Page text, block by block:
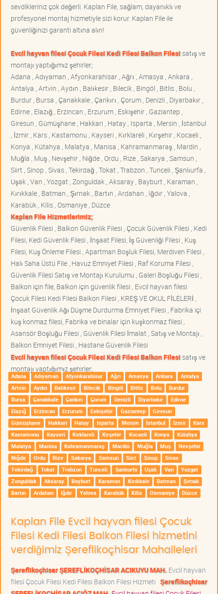
sevdikleriniz çok değerli. Kaplan File, sağlam, dayanıklı ve
profesyonel montaj hizmetiyle sizi korur. Kaplan File ile
güvenliğinizi garanti altına alın!
Evcil hayvan filesi Çocuk Filesi Kedi Filesi Balkon Filesisatış ve
montajı yaptığımız şehirler;
Adana , Adıyaman , Afyonkarahisar , Ağrı , Amasya , Ankara ,
Antalya , Artvin , Aydın , Balıkesir , Bilecik , Bingöl , Bitlis , Bolu ,
Burdur , Bursa , Çanakkale , Çankırı , Çorum , Denizli , Diyarbakır ,
Edirne , Elazığ , Erzincan , Erzurum , Eskişehir , Gaziantep ,
Giresun , Gümüşhane , Hakkari , Hatay , Isparta , Mersin , İstanbul
, İzmir , Kars , Kastamonu , Kayseri , Kırklareli , Kırşehir , Kocaeli ,
Konya , Kütahya , Malatya , Manisa , Kahramanmaraş , Mardin ,
Muğla , Muş , Nevşehir , Niğde , Ordu , Rize , Sakarya , Samsun ,
Siirt , Sinop , Sivas , Tekirdağ , Tokat , Trabzon , Tunceli , Şanlıurfa ,
Uşak , Van , Yozgat , Zonguldak , Aksaray , Bayburt , Karaman ,
Kırıkkale , Batman , Şırnak , Bartın , Ardahan , Iğdır , Yalova ,
Karabük , Kilis , Osmaniye , Düzce
Kaplan File Hizmetlerimiz;
Güvenlik Filesi , Balkon Güvenlik Filesi , Çocuk Güvenlik Filesi , Kedi
Filesi, Kedi Güvenlik Filesi , İnşaat Filesi, İş Güvenliği Filesi , Kuş
Filesi, Kuş Önleme Filesi , Apartman Boşluk Filesi, Merdiven Filesi ,
Halı Saha Üstü File , Havuz Emniyet Filesi , Raf Koruma Filesi ,
Güvenlik Filesi Satış ve Montajı Kurulumu , Galeri Boşluğu Filesi ,
Balkon için file, Balkon için güvenlik filesi , Evcil hayvan filesi
Çocuk Filesi Kedi Filesi Balkon Filesi , KREŞ VE OKUL FİLELERİ ,
İnşaat Güvenlik Ağı Düşme Durdurma Emniyet Filesi , Fabrika içi
kuş konmaz filesi, Fabrika ve binalar için kuşkonmaz filesi ,
Asansör Boşluğu Filesi , Güvenlik Filesi İmalat , Satış ve Montajı ,
Balkon Emniyet Filesi , Hastane Güvenlik Filesi
Evcil hayvan filesi Çocuk Filesi Kedi Filesi Balkon Filesisatış ve
montajı yaptığımız şehirler;
Adana Adıyaman Afyonkarahisar Ağrı Amasya Ankara
Antalya
Artvin
Aydın Balıkesir Bilecik Bingöl Bitlis Bolu
Burdur
Bursa
Çanakkale Çankırı Çorum Denizli Diyarbakır
Edirne
Elazığ
Erzincan Erzurum Eskişehir Gaziantep
Giresun
Gümüşhane
Hakkari Hatay Isparta Mersin İstanbul İzmir
Kars
Kastamonu
Kayseri Kırklareli Kırşehir Kocaeli Konya
Kütahya
Malatya
Manisa Kahramanmaraş Mardin Muğla Muş
Nevşehir
Niğde
Ordu Rize Sakarya Samsun Siirt Sinop
Sivas
Tekirdağ
Tokat Trabzon Tunceli Şanlıurfa Uşak Van
Yozgat
Zonguldak
Aksaray Bayburt Karaman Kırıkkale Batman
Şırnak
Bartın
Ardahan Iğdır Yalova Karabük Kilis Osmaniye Düzce
Kaplan File Evcil hayvan filesi Çocuk
Filesi Kedi Filesi Balkon Filesi hizmetini
verdiğimiz Şereflikoçhisar Mahalleleri
Şereflikoçhisar ŞEREFLİKOÇHİSAR ACIKUYU MAH. Evcil hayvan
filesi Çocuk Filesi Kedi Filesi Balkon Filesi Hizmeti Şereflikoçhisar